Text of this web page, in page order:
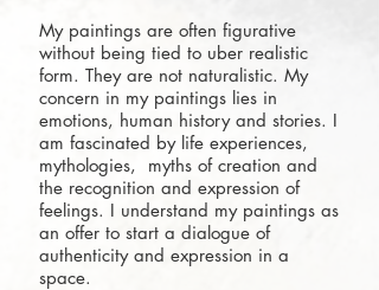
My paintings are often figurative
without being tied to uber realistic
form. They are not naturalistic. My
concern in my paintings lies in
emotions, human history and stories. I
am fascinated by life experiences,
mythologies, myths of creation and
the recognition and expression of
feelings. I understand my paintings as
an offer to start a dialogue of
authenticity and expression in a
space.